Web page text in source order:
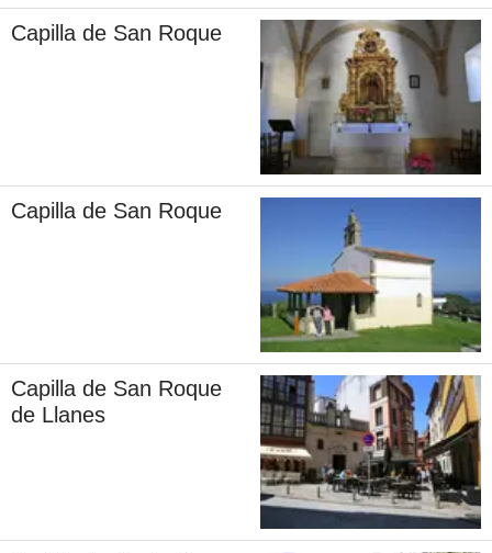
Capilla de San Roque
Capilla de San Roque
Capilla de San Roque
de Llanes